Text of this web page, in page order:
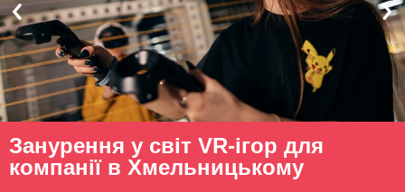
Занурення у світ VR-ігор для
компанії в Хмельницькому